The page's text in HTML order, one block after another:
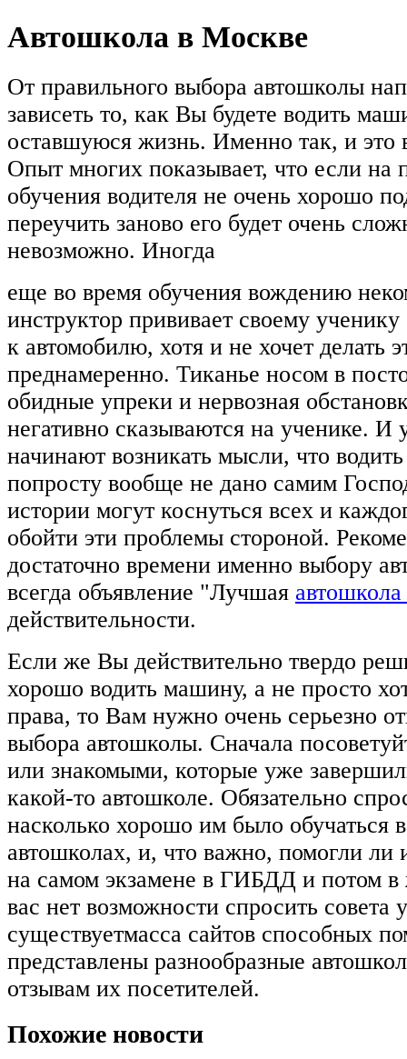
Автошкола в Москве
От правильного выбора автошколы
зависеть то, как Вы будете водить
оставшуюся жизнь. Именно так, и это
Опыт многих показывает, что если на
обучения водителя не очень хорошо
переучить заново его будет очень
невозможно. Иногда
еще во время обучения вождению
инструктор прививает своему
к автомобилю, хотя и не хочет делать
преднамеренно. Тиканье носом в
обидные упреки и нервозная
негативно сказываются на ученике. И
начинают возникать мысли, что
попросту вообще не дано самим
истории могут коснуться всех и
обойти эти проблемы стороной.
достаточно времени именно выбору
всегда объявление "Лучшая
действительности.
Если же Вы действительно твердо
хорошо водить машину, а не просто
права, то Вам нужно очень серьезно
выбора автошколы. Сначала
или знакомыми, которые уже
какой-то автошколе. Обязательно
насколько хорошо им было обучаться
автошколах, и, что важно, помогли ли
на самом экзамене в ГИБДД и потом
вас нет возможности спросить совета
существуетмасса сайтов способных
представлены разнообразные
отзывам их посетителей.
Похожие новости